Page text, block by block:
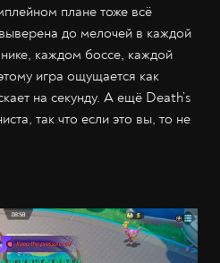
плане тоже всё
до мелочей в каждой
каждом боссе, каждой
игра ощущается как
на секунду. А ещё Death’s
так что если это вы, то не